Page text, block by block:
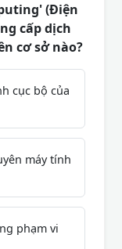
(Điện
cấp dịch
cơ sở nào?
cục bộ của
máy tính
phạm vi